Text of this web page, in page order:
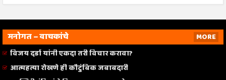
मनोगत – वाचकांचे
MORE
विजय दर्डा यांनी एकदा तरी विचार करावा?
आत्महत्या रोखणे ही कौटुंबिक जबाबदारी